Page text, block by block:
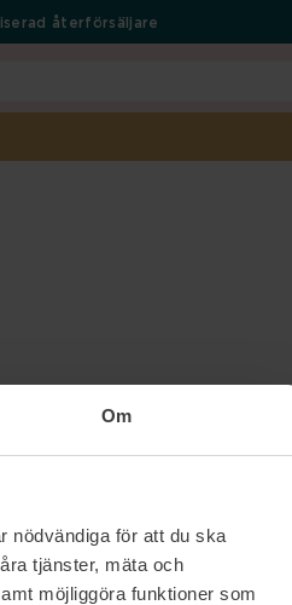
Om
nödvändiga för att du ska
tjänster, mäta och
möjliggöra funktioner som
återförsäljare
& svar
Nordicfeel SE
Nordicfeel FI